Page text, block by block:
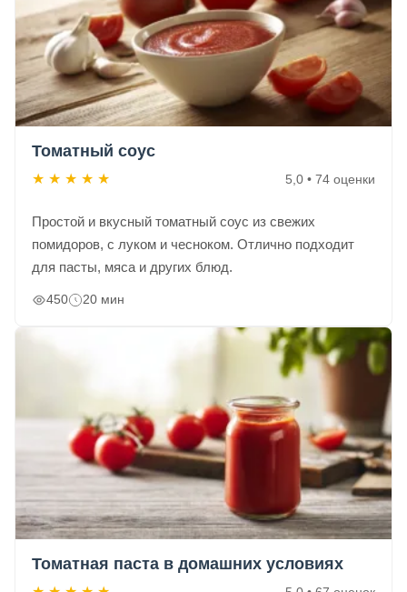
Томатный соус
★ ★ ★ ★ ★ 5,0 • 74 оценки
Простой и вкусный томатный соус из свежих
помидоров, с луком и чесноком. Отлично подходит
для пасты, мяса и других блюд.
450 20 мин
Томатная паста в домашних условиях